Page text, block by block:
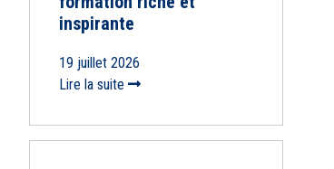
inspirante
19 juillet 2026
Lire la suite